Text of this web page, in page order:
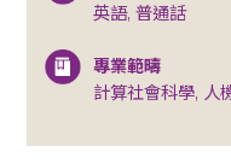
英語, 普通話
專業範疇
計算社會科學, 人